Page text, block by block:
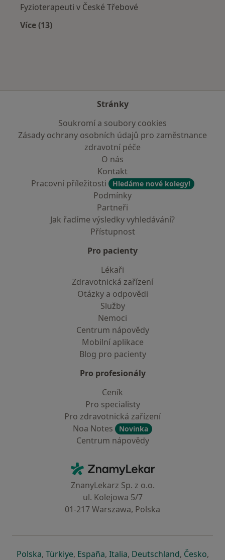
Fyzioterapeuti v České Třebové
Více (13)
Stránky
Soukromí a soubory cookies
Zásady ochrany osobních údajů pro zaměstnance
zdravotní péče
O nás
Kontakt
Pracovní příležitosti
Hledáme nové kolegy!
Podmínky
Partneři
Jak řadíme výsledky vyhledávání?
Přístupnost
Pro pacienty
Lékaři
Zdravotnická zařízení
Otázky a odpovědi
Služby
Nemoci
Centrum nápovědy
Mobilní aplikace
Blog pro pacienty
Pro profesionály
Ceník
Pro specialisty
Pro zdravotnická zařízení
Noa Notes
Novinka
Centrum nápovědy
ZnamyLekar - Hlavní stránka
ZnanyLekarz Sp. z o.o.
ul. Kolejowa 5/7
01-217 Warszawa, Polska
Polskase otevře v nové záložce
, Türkiyese otevře v nové záložce
, Españase otevře v nové záložce
, Italiase otevře v nové záložce
, Deutschlandse otevře v
, Českose
,